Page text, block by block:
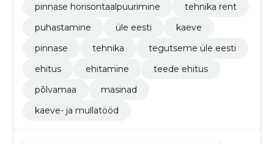
pinnase horisontaalpuurimine
tehnika rent
puhastamine
üle eesti
kaeve
pinnase
tehnika
tegutseme üle eesti
ehitus
ehitamine
teede ehitus
põlvamaa
masinad
kaeve- ja mullatööd